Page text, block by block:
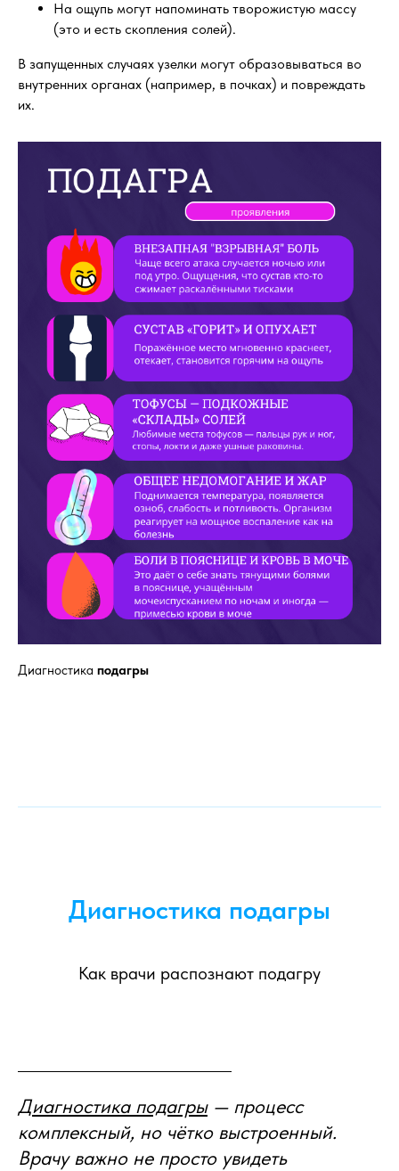
На ощупь могут напоминать творожистую массу
(это и есть скопления солей).
В запущенных случаях узелки могут образовываться во
внутренних органах (например, в почках) и повреждать
их.
Диагностика подагры
Диагностика подагры
Как врачи распознают подагру
Диагностика подагры— процесс
комплексный, но чётко выстроенный.
Врачу важно не просто увидеть